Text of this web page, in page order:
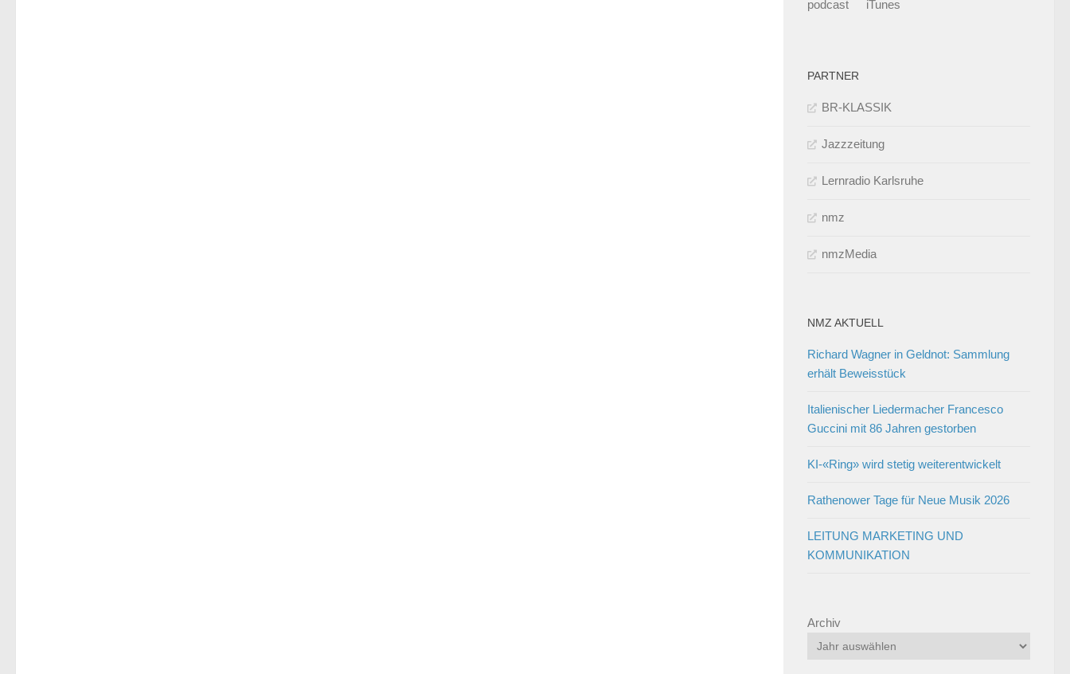
podcast
iTunes
PARTNER
BR-KLASSIK
Jazzzeitung
Lernradio Karlsruhe
nmz
nmzMedia
NMZ AKTUELL
Richard Wagner in Geldnot: Sammlung
erhält Beweisstück
Italienischer Liedermacher Francesco
Guccini mit 86 Jahren gestorben
KI-«Ring» wird stetig weiterentwickelt
Rathenower Tage für Neue Musik 2026
LEITUNG MARKETING UND
KOMMUNIKATION
Archiv